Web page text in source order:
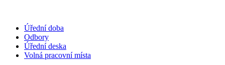
Úřední doba
Odbory
Úřední deska
Volná pracovní místa